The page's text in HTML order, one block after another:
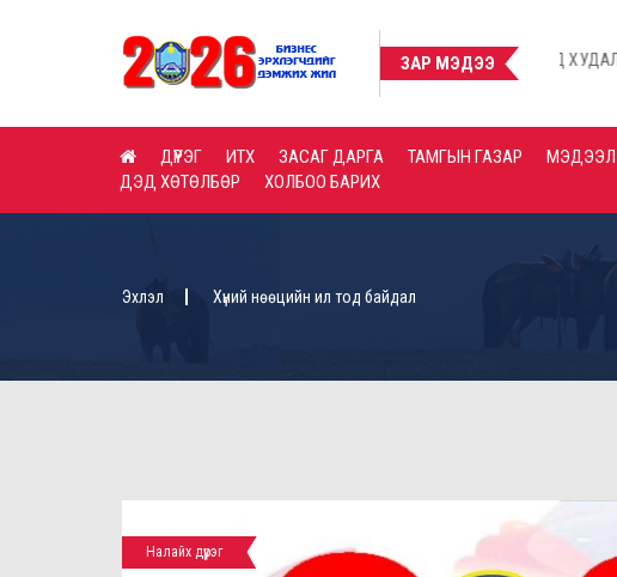
ЗАР МЭДЭЭ
ШУУД ХУДАЛДАН АВАХ ТАЛААРХ ЗАРЛАЛ ШУУД ХУДАЛДАН АВАХ
ДҮҮРЭГ ИТХ ЗАСАГ ДАРГА ТАМГЫН ГАЗАР
ДЭД ХӨТӨЛБӨР
ХОЛБОО БАРИХ
Эхлэл Хүний нөөцийн ил тод байдал
Налайх дүүрэг